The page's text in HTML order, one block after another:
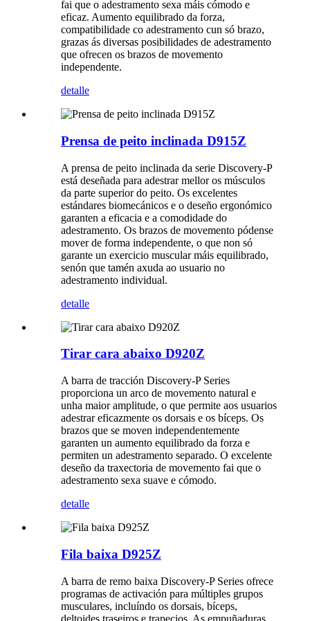
fai que o adestramento sexa máis cómodo e
eficaz. Aumento equilibrado da forza,
compatibilidade co adestramento cun só brazo,
grazas ás diversas posibilidades de adestramento
que ofrecen os brazos de movemento
independente.
detalle
Prensa de peito inclinada D915Z
A prensa de peito inclinada da serie Discovery-P
está deseñada para adestrar mellor os músculos
da parte superior do peito. Os excelentes
estándares biomecánicos e o deseño ergonómico
garanten a eficacia e a comodidade do
adestramento. Os brazos de movemento pódense
mover de forma independente, o que non só
garante un exercicio muscular máis equilibrado,
senón que tamén axuda ao usuario no
adestramento individual.
detalle
Tirar cara abaixo D920Z
A barra de tracción Discovery-P Series
proporciona un arco de movemento natural e
unha maior amplitude, o que permite aos usuarios
adestrar eficazmente os dorsais e os bíceps. Os
brazos que se moven independentemente
garanten un aumento equilibrado da forza e
permiten un adestramento separado. O excelente
deseño da traxectoria de movemento fai que o
adestramento sexa suave e cómodo.
detalle
Fila baixa D925Z
A barra de remo baixa Discovery-P Series ofrece
programas de activación para múltiples grupos
musculares, incluíndo os dorsais, bíceps,
deltoides traseiros e trapecios. As empuñaduras